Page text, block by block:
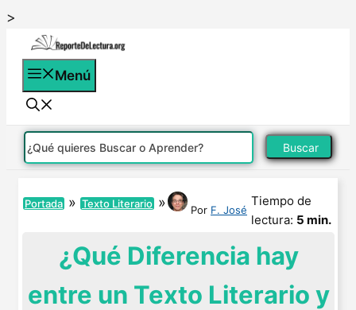
>
contenido
Menú
Buscar
Portada » Texto Literario » Por F. José
Tiempo de
lectura: 5 min.
¿Qué Diferencia hay
entre un Texto Literario y